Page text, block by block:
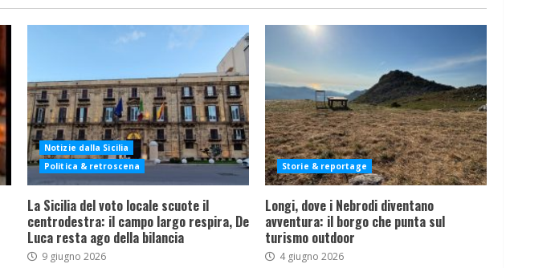
Notizie dalla Sicilia
Politica & retroscena
La Sicilia del voto locale scuote il
centrodestra: il campo largo respira, De
Luca resta ago della bilancia
9 giugno 2026
Storie & reportage
Longi, dove i Nebrodi diventano
avventura: il borgo che punta sul
turismo outdoor
4 giugno 2026